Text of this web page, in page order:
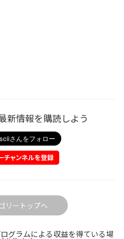
新情報を購読しよう
リートップへ
グラムによる収益を得ている場